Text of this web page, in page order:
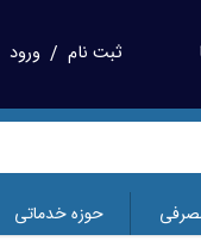
ثبت نام / ورود
حوزه خدماتی